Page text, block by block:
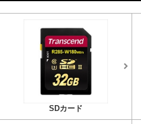
SDカード